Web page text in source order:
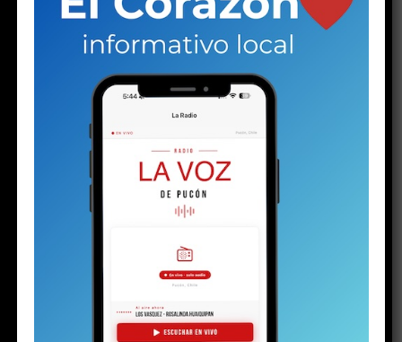
el fracaso ya no es únicamente suyo: también es el de
una comunidad que no logró verlo a tiempo.
Lo verdaderamente preocupante no es que
16 años haya sido detenido con un arma y drogas. Lo
verdaderamente preocupante es que esa historia ya
no parezca excepcional. Cuando una sociedad
comienza a acostumbrarse a estas señales
riesgo de normalizar lo que nunca debería aceptar. Y
entonces callar deja de ser indiferencia para convertirse
en complicidad. Definitivamente, el silencio no nos hace
Hazte miembro de nuestro canal de Whatsapp y
recibe las noticias primero